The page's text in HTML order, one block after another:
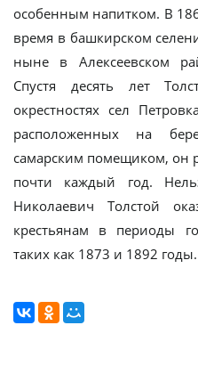
особенным напитком. В
время в башкирском
ныне в Алексеевском
Спустя десять лет
окрестностях сел
расположенных на
самарским помещиком, он
почти каждый год.
Николаевич Толстой
крестьянам в периоды
таких как 1873 и 1892 годы.